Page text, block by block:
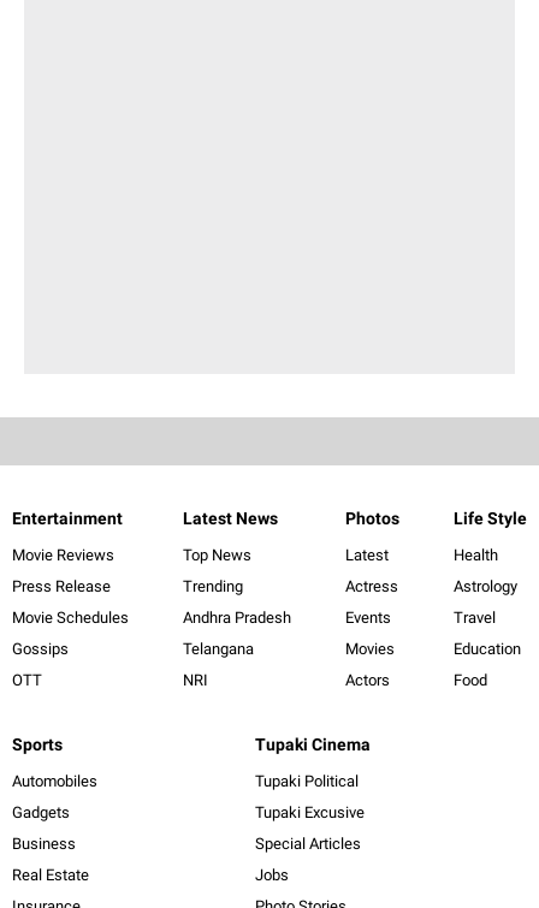
Entertainment
Movie Reviews
Press Release
Movie Schedules
Gossips
OTT
Latest News
Top News
Trending
Andhra Pradesh
Telangana
NRI
Photos
Latest
Actress
Events
Movies
Actors
Life Style
Health
Astrology
Travel
Education
Food
Sports
Automobiles
Gadgets
Business
Real Estate
Tupaki Cinema
Tupaki Political
Tupaki Excusive
Special Articles
Jobs